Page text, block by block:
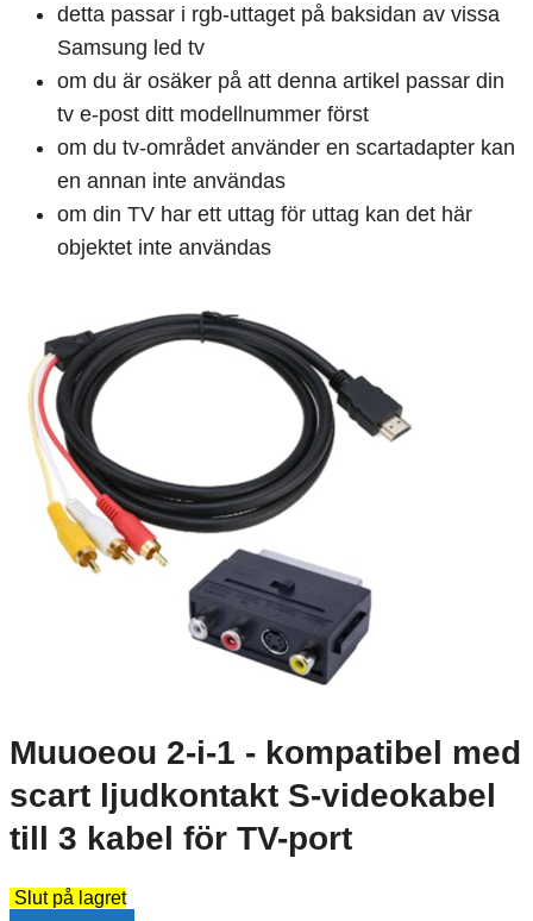
detta passar i rgb-uttaget på baksidan av vissa
Samsung led tv
om du är osäker på att denna artikel passar din
tv e-post ditt modellnummer först
om du tv-området använder en scartadapter kan
en annan inte användas
om din TV har ett uttag för uttag kan det här
objektet inte användas
Muuoeou 2-i-1 - kompatibel med
scart ljudkontakt S-videokabel
till 3 kabel för TV-port
Slut på lagret